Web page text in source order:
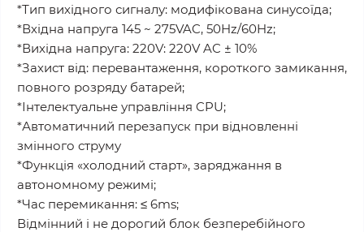
*Тип вихідного сигналу: модифікована синусоїда;
*Вхідна напруга 145 ~ 275VAC, 50Hz/60Hz;
*Вихідна напруга: 220V: 220V AC ± 10%
*Захист від: перевантаження, короткого замикання,
повного розряду батарей;
*Інтелектуальне управління CPU;
*Автоматичний перезапуск при відновленні
змінного струму
*Функція «холодний старт», заряджання в
автономному режимі;
*Час перемикання: ≤ 6ms;
Відмінний і не дорогий блок безперебійного